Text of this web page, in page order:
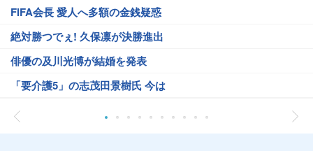
FIFA会長 愛人へ多額の金銭疑惑
絶対勝つでぇ! 久保凛が決勝進出
俳優の及川光博が結婚を発表
「要介護5」の志茂田景樹氏 今は